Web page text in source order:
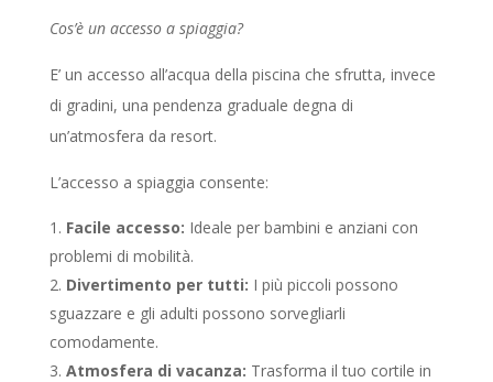
Cos’è un accesso a spiaggia?
E’ un accesso all’acqua della piscina che sfrutta, invece
di gradini, una pendenza graduale degna di
un’atmosfera da resort.
L’accesso a spiaggia consente:
Facile accesso: Ideale per bambini e anziani con
problemi di mobilità.
Divertimento per tutti: I più piccoli possono
sguazzare e gli adulti possono sorvegliarli
comodamente.
Atmosfera di vacanza: Trasforma il tuo cortile in